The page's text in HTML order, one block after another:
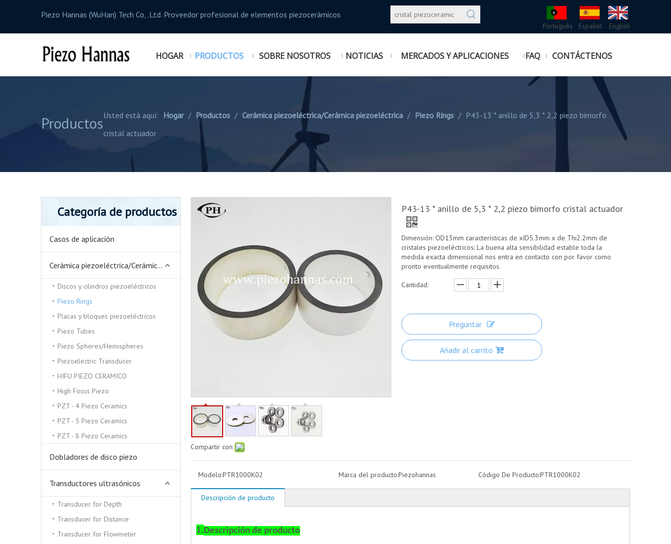
Piezo Hannas (WuHan) Tech Co, .Ltd. Proveedor profesional de elementos piezocerámicos
Português Español English
HOGAR PRODUCTOS SOBRE NOSOTROS NOTICIAS MERCADOS Y APLICACIONES FAQ CONTÁCTENOS
ProductosUsted está aquí: Hogar / Productos / Cerámica piezoeléctrica/Cerámica piezoeléctrica / Piezo Rings / P43-13 * anillo de 5,3 * 2,2 piezo bimorfo
cristal actuador
Categoría de productos
Casos de aplicación
Cerámica piezoeléctrica/Cerámica piezoeléctrica
Discos y cilindros piezoeléctricos
Piezo Rings
Placas y bloques piezoeléctricos
Piezo Tubes
Piezo Spheres/Hemispheres
Piezoelectric Transducer
HIFU PIEZO CERAMICO
High Focus Piezo
PZT - 4 Piezo Ceramics
PZT - 5 Piezo Ceramics
PZT - 8 Piezo Ceramics
Dobladores de disco piezo
Transductores ultrasónicos
Transducer for Depth
Transducer for Distance
Transducer for Flowmeter
Compartir con:
P43-13 * anillo de 5,3 * 2,2 piezo bimorfo cristal actuador
Dimensión: OD13mm características de xID5.3mm x de Thi2.2mm de
cristales piezoeléctricos: La buena alta sensibilidad estable toda la
medida exacta dimensional nos entra en contacto con por favor como
pronto eventualmente requisitos.
Cantidad:
Preguntar
Añadir al carrito
Modelo:PTR1000K02 Marca del producto:Piezohannas Código De Producto:PTR1000K02
Descripción de producto
1.Descripción de producto